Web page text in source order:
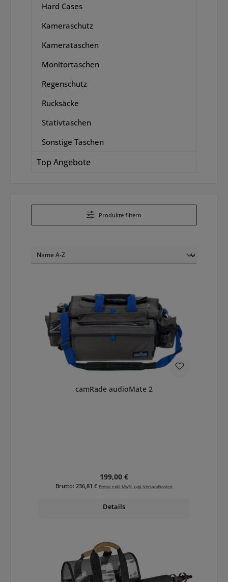
Hard Cases
Kameraschutz
Kamerataschen
Monitortaschen
Regenschutz
Rucksäcke
Stativtaschen
Sonstige Taschen
Top Angebote
Produkte filtern
camRade audioMate 2
Regulärer Preis:
199,00 €
Brutto: 236,81 € Preise exkl. MwSt. zzgl. Versandkosten
Details